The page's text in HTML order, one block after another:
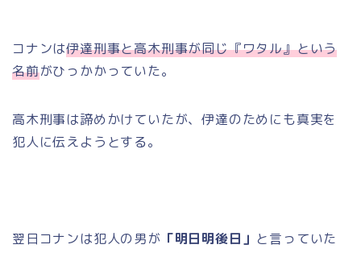
コナンは伊達刑事と高木刑事が同じ『ワタル』という
名前がひっかかっていた。
高木刑事は諦めかけていたが、伊達のためにも真実を
犯人に伝えようとする。
翌日コナンは犯人の男が 「明日明後日」 と言っていた